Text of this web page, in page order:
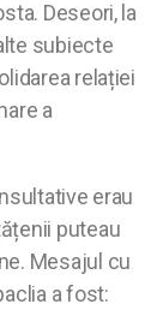
Deseori, la
subiecte
relației
a
erau
puteau
Mesajul cu
a fost: